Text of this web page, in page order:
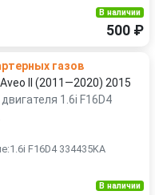
В наличии
500 ₽
газов
II (2011—2020) 2015
1.6i F16D4
F16D4 334435KA
В наличии